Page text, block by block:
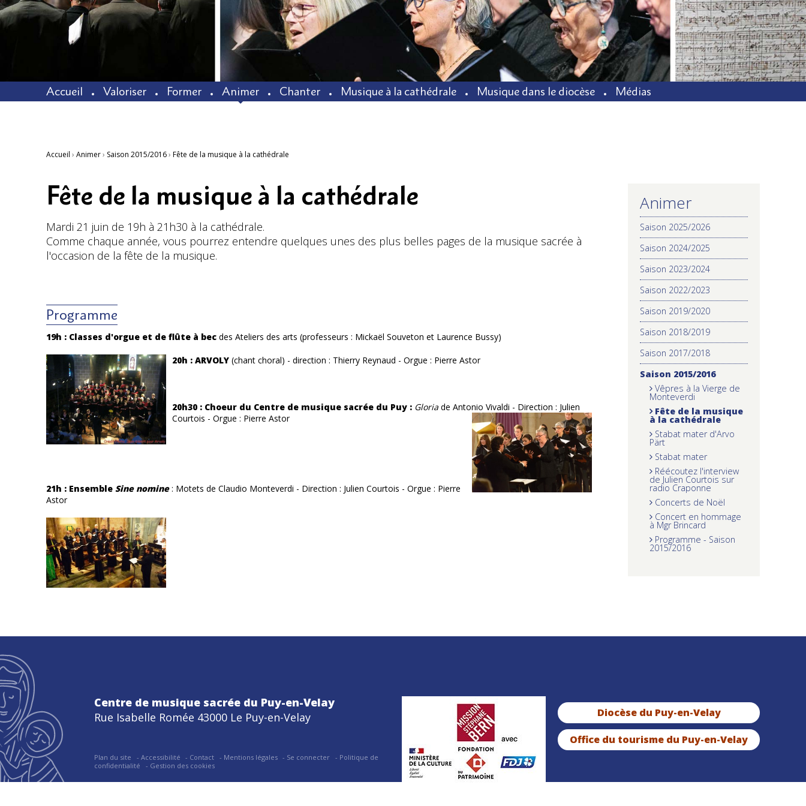
Accueil Valoriser Former Animer Chanter Musique à la cathédrale Musique dans le diocèse Médias
Accueil › Animer› Saison 2015/2016› Fête de la musique à la cathédrale
NAVIGATION
Animer
Saison 2025/2026
Saison 2024/2025
Saison 2023/2024
Saison 2022/2023
Saison 2019/2020
Saison 2018/2019
Saison 2017/2018
Saison 2015/2016
Vêpres à la Vierge de
Monteverdi
Fête de la musique
à la cathédrale
Stabat mater d'Arvo
Pärt
Stabat mater
Réécoutez l'interview
de Julien Courtois sur
radio Craponne
Concerts de Noël
Concert en hommage
à Mgr Brincard
Programme - Saison
2015/2016
Fête de la musique à la cathédrale
Mardi 21 juin de 19h à 21h30 à la cathédrale.
Comme chaque année, vous pourrez entendre quelques unes des plus belles pages de la musique sacrée à
l'occasion de la fête de la musique.
Programme
19h : Classes d'orgue et de flûte à bec des Ateliers des arts (professeurs : Mickaël Souveton et Laurence Bussy)
20h : ARVOLY (chant choral) - direction : Thierry Reynaud - Orgue : Pierre Astor
20h30 : Choeur du Centre de musique sacrée du Puy : Gloria de Antonio Vivaldi - Direction : Julien
Courtois - Orgue : Pierre Astor
21h : Ensemble Sine nomine: Motets de Claudio Monteverdi - Direction : Julien Courtois - Orgue : Pierre
Astor
Diocèse du Puy-en-Velay
Office du tourisme du Puy-en-Velay
Centre de musique sacrée du Puy-en-Velay
Rue Isabelle Romée 43000 Le Puy-en-Velay
Plan du site Accessibilité Contact Mentions légales Se connecter
Politique de
confidentialité
Gestion des cookies